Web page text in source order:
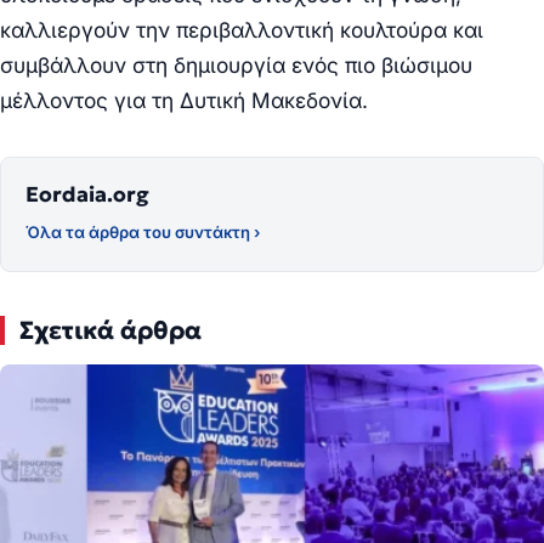
καλλιεργούν την περιβαλλοντική κουλτούρα και
συμβάλλουν στη δημιουργία ενός πιο βιώσιμου
μέλλοντος για τη Δυτική Μακεδονία.
Eordaia.org
Όλα τα άρθρα του συντάκτη ›
Σχετικά άρθρα